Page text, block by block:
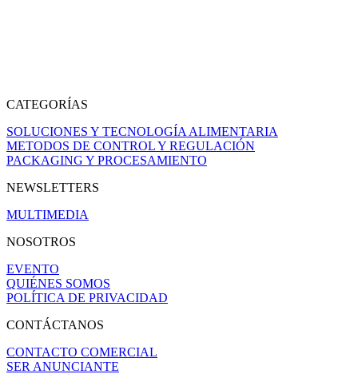
CATEGORÍAS
SOLUCIONES Y TECNOLOGÍA ALIMENTARIA
METODOS DE CONTROL Y REGULACIÓN
PACKAGING Y PROCESAMIENTO
NEWSLETTERS
MULTIMEDIA
NOSOTROS
EVENTO
QUIÉNES SOMOS
POLÍTICA DE PRIVACIDAD
CONTÁCTANOS
CONTACTO COMERCIAL
SER ANUNCIANTE